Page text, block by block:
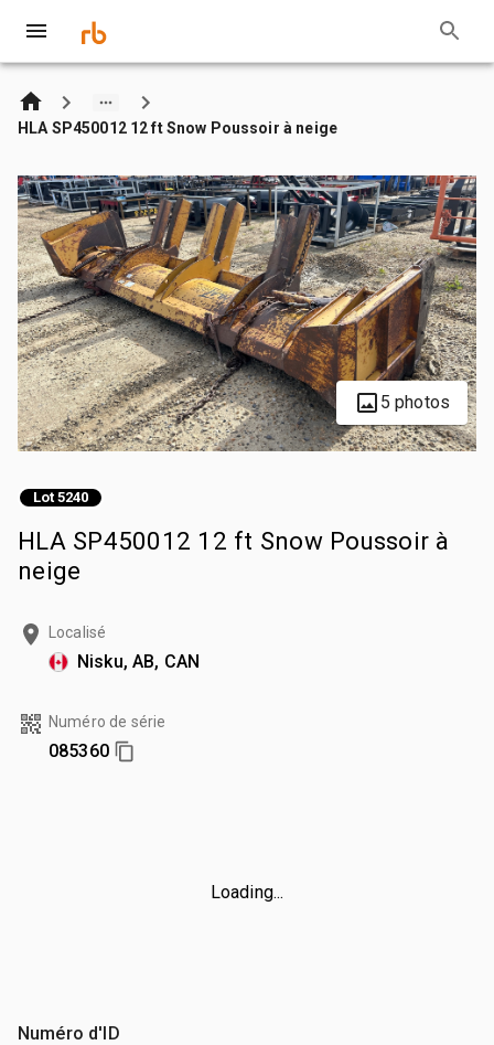
HLA SP450012 12 ft Snow Poussoir à neige
5 photos
Lot 5240
HLA SP450012 12 ft Snow Poussoir à
neige
Localisé
Nisku, AB, CAN
Numéro de série
085360
Loading...
Numéro d'ID